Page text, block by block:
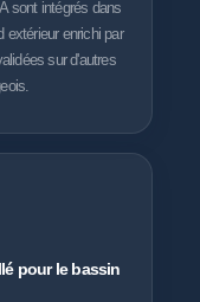
sont intégrés dans
extérieur enrichi par
sur d'autres
pour le bassin